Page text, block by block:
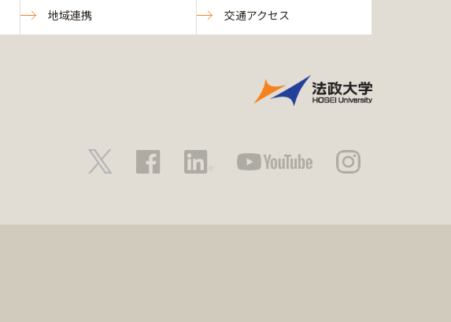
地域連携 交通アクセス